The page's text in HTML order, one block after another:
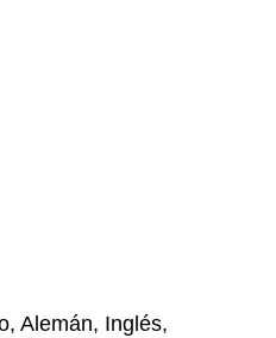
Alemán, Inglés,